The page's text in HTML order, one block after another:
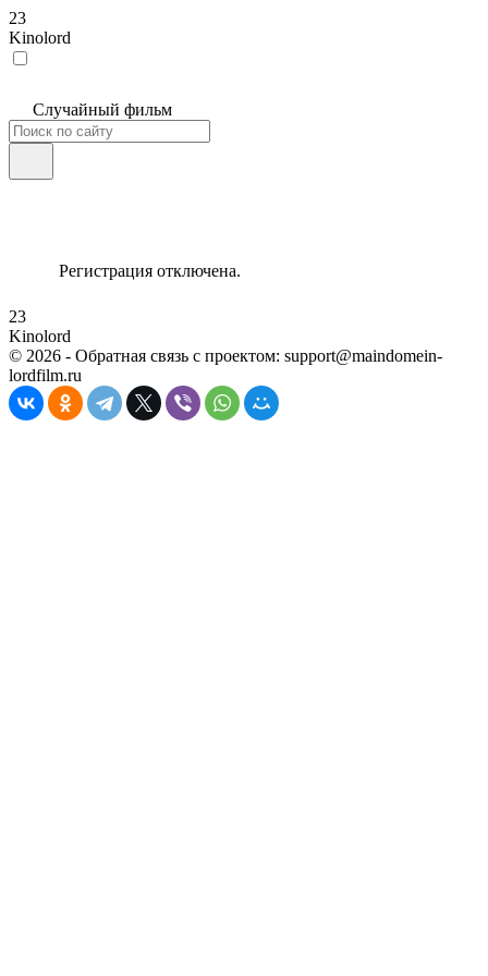
23
Kinolord
Случайный фильм
Регистрация отключена.
23
Kinolord
© 2026 - Обратная связь с проектом: support@maindomein-
lordfilm.ru